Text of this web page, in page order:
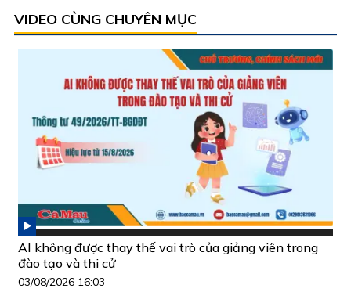
VIDEO CÙNG CHUYÊN MỤC
AI không được thay thế vai trò của giảng viên trong
đào tạo và thi cử
03/08/2026 16:03